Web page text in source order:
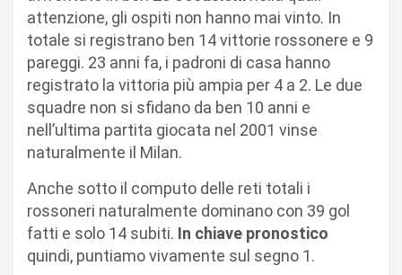
attenzione, gli ospiti non hanno mai vinto. In
totale si registrano ben 14 vittorie rossonere e 9
pareggi. 23 anni fa, i padroni di casa hanno
registrato la vittoria più ampia per 4 a 2. Le due
squadre non si sfidano da ben 10 anni e
nell’ultima partita giocata nel 2001 vinse
naturalmente il Milan.
Anche sotto il computo delle reti totali i
rossoneri naturalmente dominano con 39 gol
fatti e solo 14 subiti. In chiave pronostico
quindi, puntiamo vivamente sul segno 1.